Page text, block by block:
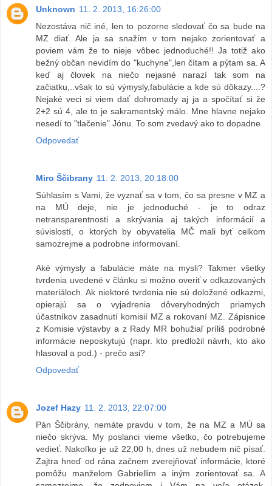
Unknown 11. 2. 2013, 16:26:00
Nezostáva nič iné, len to pozorne sledovať čo sa bude na
MZ diať. Ale ja sa snažím v tom nejako zorientovať a
poviem vám že to nieje vôbec jednoduché!! Ja totiž ako
bežný občan nevidím do "kuchyne",len čítam a pýtam sa. A
keď aj človek na niečo nejasné narazí tak som na
začiatku,..však to sú výmysly,fabulácie a kde sú dôkazy....?
Nejaké veci si viem dať dohromady aj ja a spočítať si že
2+2 sú 4, ale to je sakramentský málo. Mne hlavne nejako
nesedí to "tlačenie" Jónu. To som zvedavý ako to dopadne.
Odpovedať
Miro Ščibrany 11. 2. 2013, 20:18:00
Súhlasím s Vami, že vyznať sa v tom, čo sa presne v MZ a
na MÚ deje, nie je jednoduché - je to odraz
netransparentnosti a skrývania aj takých informácií a
súvislostí, o ktorých by obyvatelia MČ mali byť celkom
samozrejme a podrobne informovaní.
Aké výmysly a fabulácie máte na mysli? Takmer všetky
tvrdenia uvedené v článku si možno overiť v odkazovaných
materiáloch. Ak niektoré tvrdenia nie sú doložené odkazmi,
opierajú sa o vyjadrenia dôveryhodných priamych
účastníkov zasadnutí komisií MZ a rokovaní MZ. Zápisnice
z Komisie výstavby a z Rady MR bohužiaľ príliš podrobné
informácie neposkytujú (napr. kto predložil návrh, kto ako
hlasoval a pod.) - prečo asi?
Odpovedať
Jozef Hazy 11. 2. 2013, 22:07:00
Pán Ščibrány, nemáte pravdu v tom, že na MZ a MÚ sa
niečo skrýva. My poslanci vieme všetko, čo potrebujeme
vedieť. Nakoľko je už 22,00 h, dnes už nebudem nič písať.
Zajtra hneď od rána začnem zverejňovať informácie, ktoré
pomôžu manželom Gabriellim a iným zorientovať sa. A